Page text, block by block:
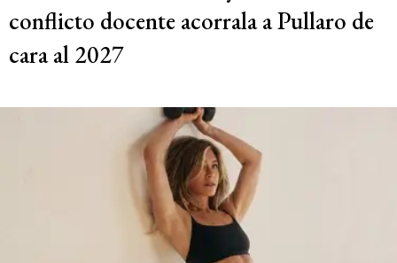
conflicto docente acorrala a Pullaro de
cara al 2027